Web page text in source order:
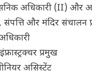
अधिकारी (II) और
संपत्ति और मंदिर संचालन
प्रमुख
असिस्टेंट